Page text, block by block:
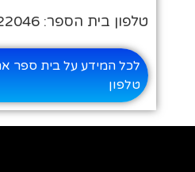
טלפון בית הספר: 04-8722046
לכל המידע על בית ספר
טלפון